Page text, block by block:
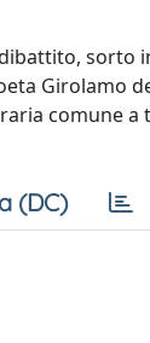
Girolamo
comune a
(DC)